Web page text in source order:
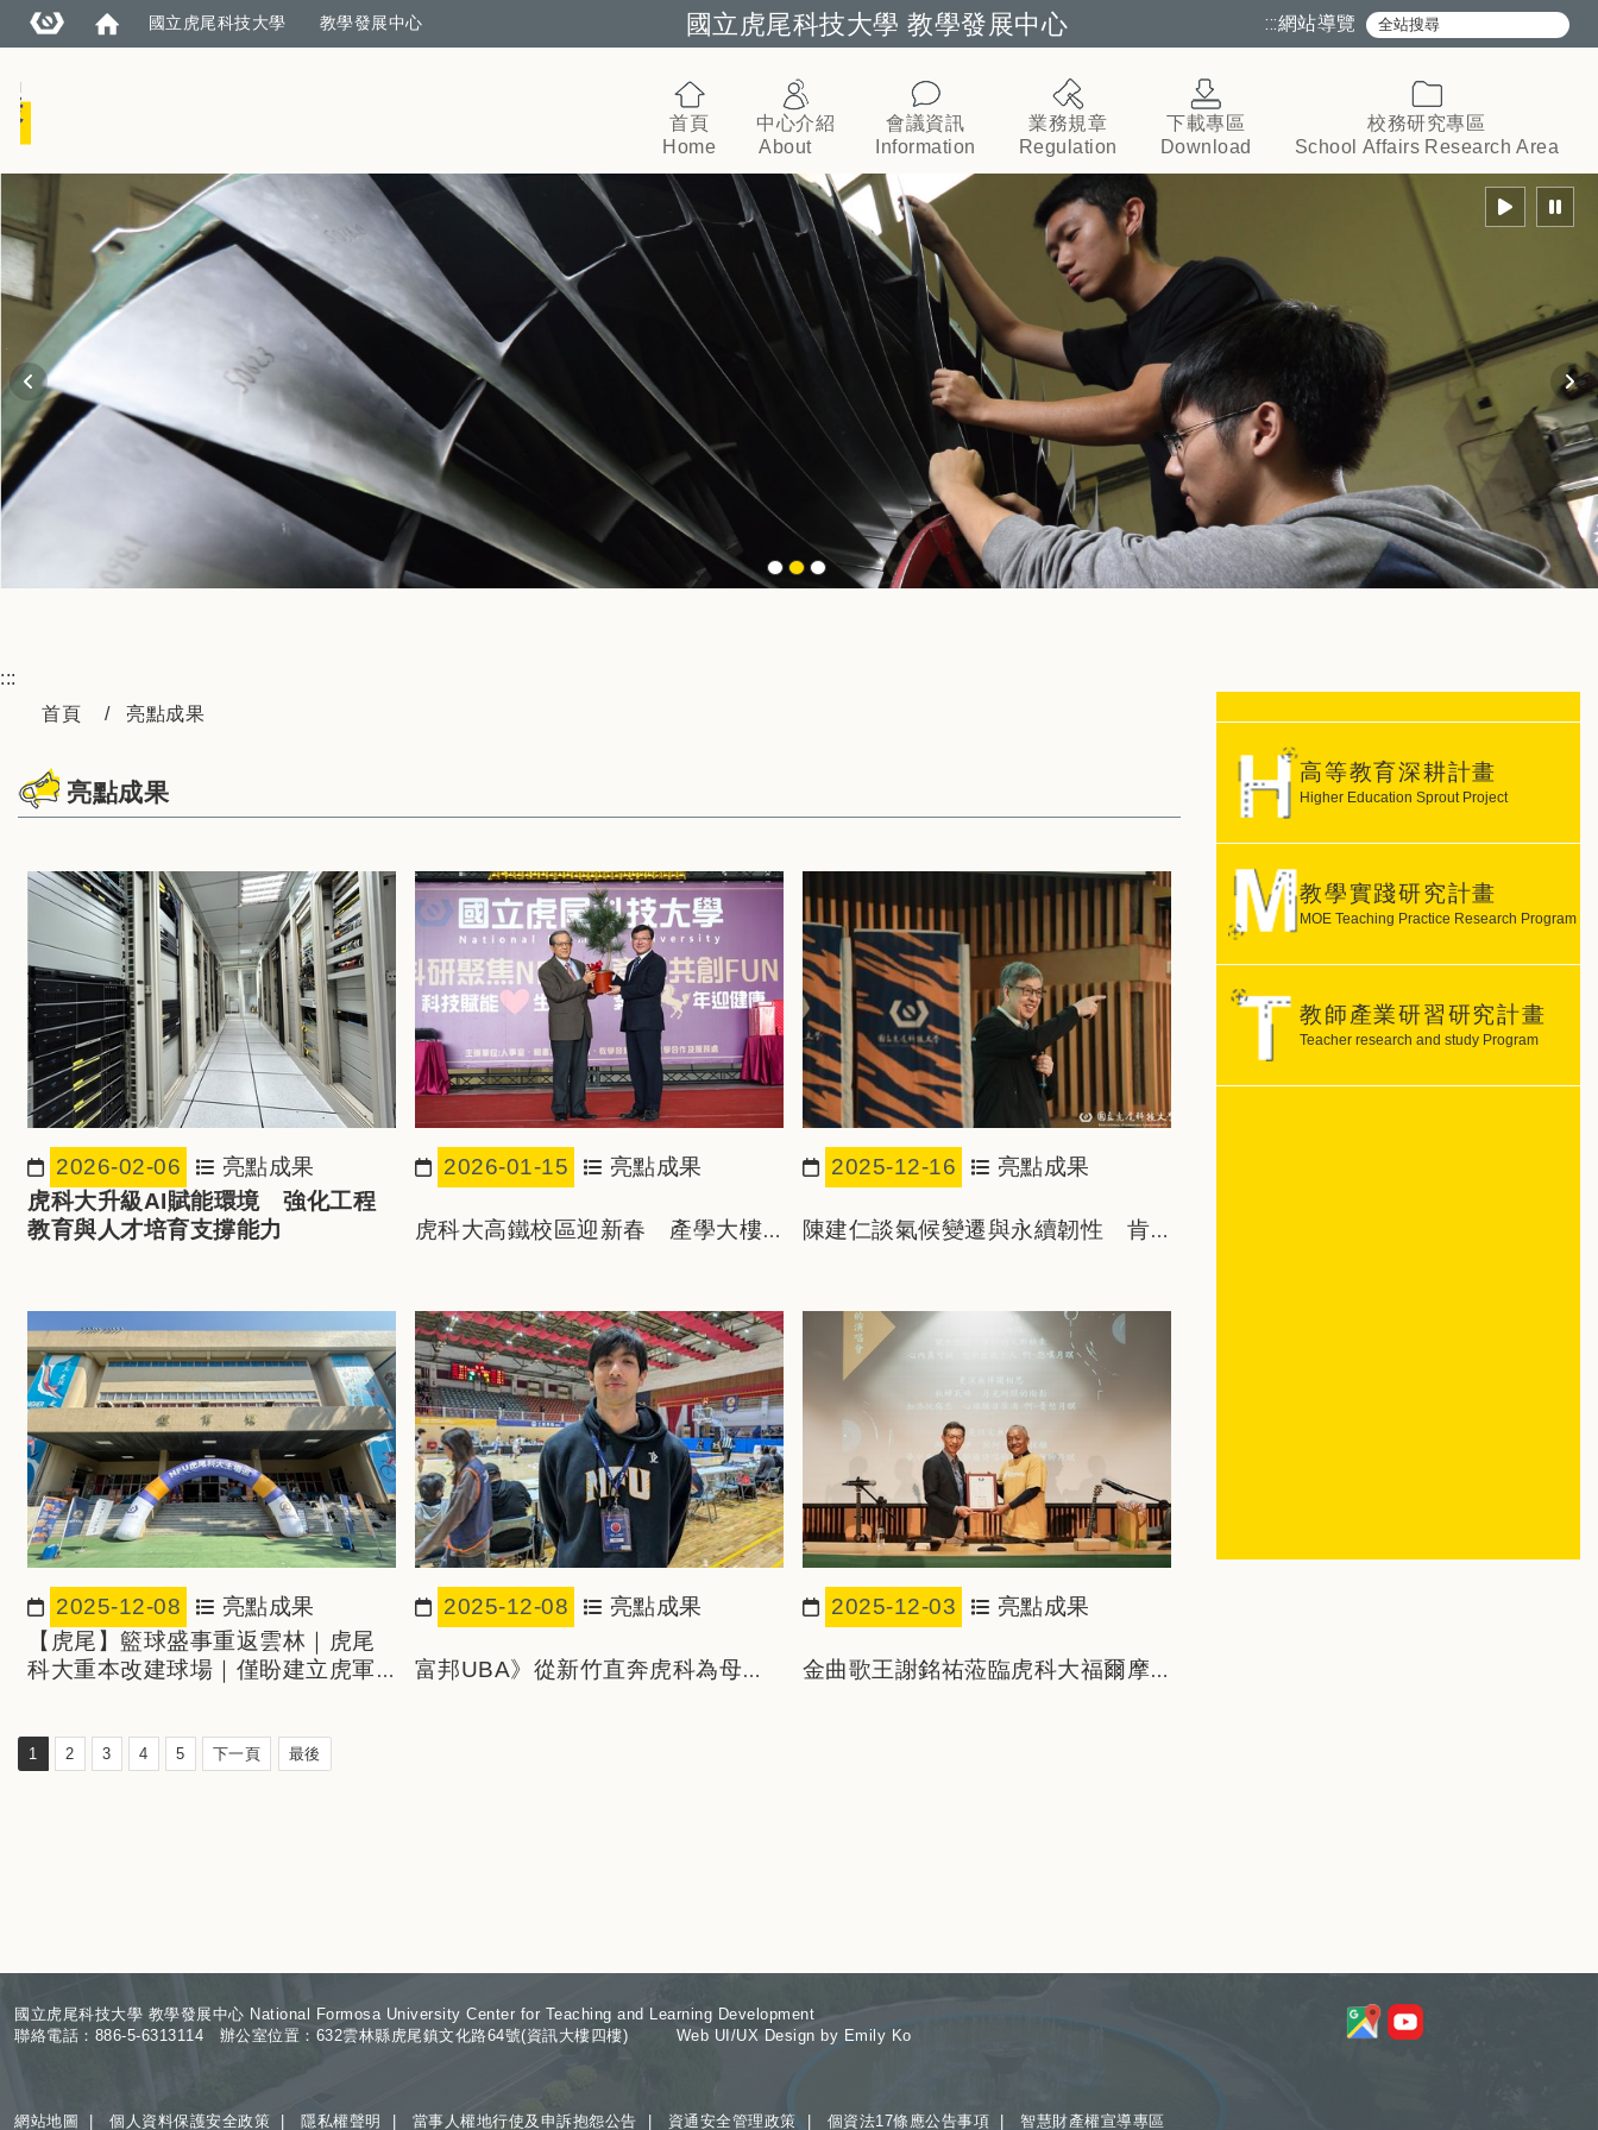
國立虎尾科技大學 教學發展中心 國立虎尾科技大學 教學發展中心 :::網站導覽
跳到主要內容
首頁
Home
中心介紹
About
會議資訊
Information
業務規章
Regulation
下載專區
Download
校務研究專區
School Affairs Research Area
:::
首頁
亮點成果
亮點成果
日期：2026-02-06
亮點成果
虎科大升級AI賦能環境 強化工程
教育與人才培育支撐能力
日期：2026-01-15 亮點成果
虎科大高鐵校區迎新春 產學大樓
日期：2025-12-16 亮點成果
陳建仁談氣候變遷與永續韌性 肯
日期：2025-12-08
亮點成果
【虎尾】籃球盛事重返雲林｜虎尾
科大重本改建球場｜僅盼建立虎軍
日期：2025-12-08 亮點成果
富邦UBA》從新竹直奔虎科為母校
日期：2025-12-03 亮點成果
金曲歌王謝銘祐蒞臨虎科大福爾摩
1 2 3 4 5 下一頁 最後
高等教育深耕計畫
Higher Education Sprout Project
教學實踐研究計畫
MOE Teaching Practice Research Program
教師產業研習研究計畫
Teacher research and study Program
國立虎尾科技大學 教學發展中心 National Formosa University Center for Teaching and Learning Development
聯絡電話：886-5-6313114 辦公室位置：632雲林縣虎尾鎮文化路64號(資訊大樓四樓) Web UI/UX Design by Emily Ko
網站地圖 |個人資料保護安全政策 隱私權聲明 當事人權地行使及申訴抱怨公告 資通安全管理政策 個資法17條應公告事項 智慧財產權宣導專區